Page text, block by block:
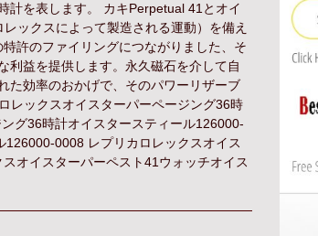
計を表します。 カキPerpetual 41とオイ
ックスによって製造される運動）を備え
許のファイリングにつながりました、そ
利益を提供します。永久磁石を介して自
た効率のおかげで、そのパワーリザーブ
レックスオイスターパーページング36時
グ36時計オイスタースティール126000-
0008 レプリカロレックスオイス
オイスターパーペスト41ウォッチオイス